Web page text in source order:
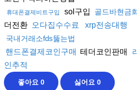
휴대폰결제비트구입 sol구입 골드바현금
더전환 오다집수수료
xrp전송대행
국내거래소fds뚫는법
핸드폰결제코인구매 테더코인판매
인추적
좋아요 0 싫어요 0